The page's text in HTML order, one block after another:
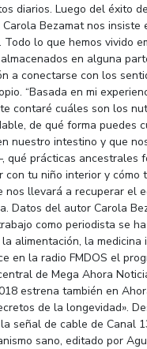
diarios. Luego del éxito
Bezamat nos insiste
Todo lo que hemos vivido
en alguna
a conectarse con los
“Basada en mi
contaré cuáles son los
de qué forma puedes
nuestro intestino y que
qué prácticas ancestrales
con tu niño interior y cómo
nos llevará a recuperar el
Datos del autor Carola
como periodista se
alimentación, la medicina
en la radio FMDOS el
de Mega Ahora
estrena también en
de la longevidad».
señal de cable de Canal
sano, editado por